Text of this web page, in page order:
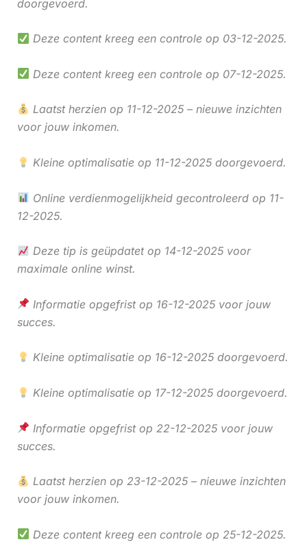
doorgevoerd.
Deze content kreeg een controle op 03-12-2025.
Deze content kreeg een controle op 07-12-2025.
Laatst herzien op 11-12-2025 – nieuwe inzichten
voor jouw inkomen.
Kleine optimalisatie op 11-12-2025 doorgevoerd.
Online verdienmogelijkheid gecontroleerd op 11-
12-2025.
Deze tip is geüpdatet op 14-12-2025 voor
maximale online winst.
Informatie opgefrist op 16-12-2025 voor jouw
succes.
Kleine optimalisatie op 16-12-2025 doorgevoerd.
Kleine optimalisatie op 17-12-2025 doorgevoerd.
Informatie opgefrist op 22-12-2025 voor jouw
succes.
Laatst herzien op 23-12-2025 – nieuwe inzichten
voor jouw inkomen.
Deze content kreeg een controle op 25-12-2025.